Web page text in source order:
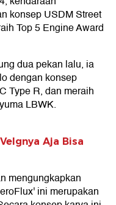
konsep USDM Street
Top 5 Engine Award
dua pekan lalu, ia
dengan konsep
Type R, dan meraih
LBWK.
Aja Bisa
mengungkapkan
ini merupakan